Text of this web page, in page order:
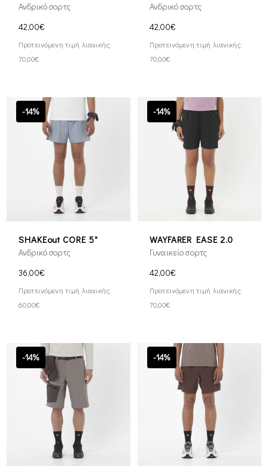
Ανδρικό σορτς
42,00€
Προτεινόμενη τιμή λιανικής:
70,00€
Ανδρικό σορτς
42,00€
Προτεινόμενη τιμή λιανικής:
70,00€
-14%
SHAKEout CORE 5"
Ανδρικό σορτς
36,00€
Προτεινόμενη τιμή λιανικής:
60,00€
-14%
WAYFARER EASE 2.0
Γυναικείο σορτς
42,00€
Προτεινόμενη τιμή λιανικής:
70,00€
-14% -14%